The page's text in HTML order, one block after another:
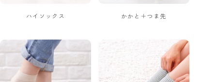
ハイソックス かかと＋つま先